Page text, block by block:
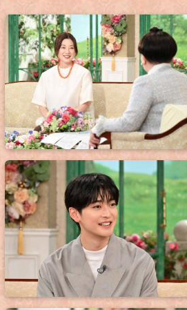
年10月3日
『徹子の部屋50年目深掘りSP 第３
放送されます！
年9月9日
9月10日（水）放送予定でした『コ
9月11日（木）放送予定でした『勝
年9月6日
9月9日（火）放送予定でした『追悼
年7月30日
7月30日（水）放送予定でした『村
す。
年7月30日
『徹子の部屋50年目深掘りSP 第２